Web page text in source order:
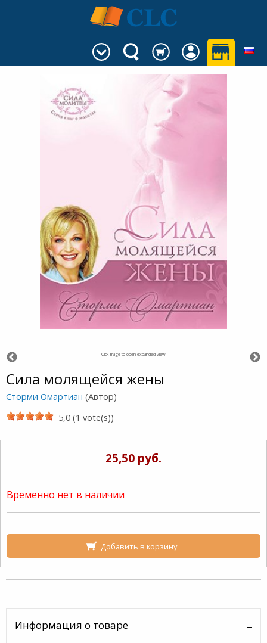
Click image to open expanded view
Сила молящейся жены
Сторми Омартиан (Автор)
5,0 (1 vote(s))
25,50 руб.
Временно нет в наличии
Добавить в корзину
Информация о товаре